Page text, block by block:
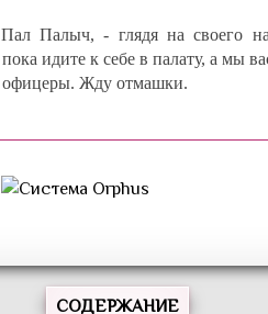
Палыч, - глядя на своего
идите к себе в палату, а мы
офицеры. Жду отмашки.
СОДЕРЖАНИЕ